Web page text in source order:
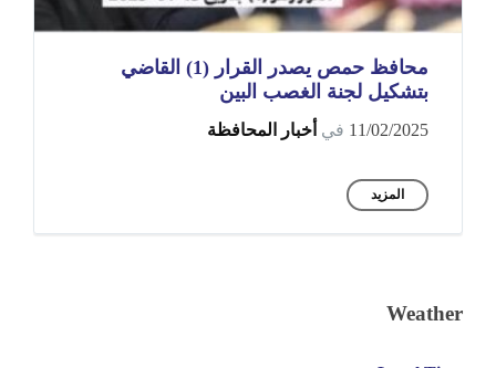
محافظ حمص يصدر القرار (1) القاضي
بتشكيل لجنة الغصب البين
11/02/2025 في أخبار المحافظة
المزيد
Weather